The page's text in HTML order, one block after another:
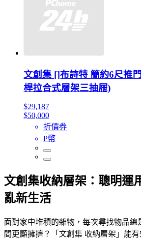
文創集 []布詩特 簡約6尺推
桿拉合式層架三抽屜)
$29,187
$50,000
折價券
P幣
文創集收納層架：聰明運
亂新生活
面對家中堆積的雜物，每次尋找物品總
間更顯擁擠？「文創集 收納層架」能